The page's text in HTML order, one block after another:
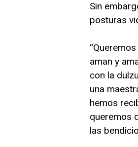
Sin
posturas
aman y
con la
una
hemos
queremos
las